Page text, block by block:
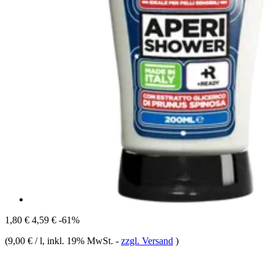
1,80 € 4,59 € -61%
(9,00 € / l, inkl. 19% MwSt. - zzgl. Versand )